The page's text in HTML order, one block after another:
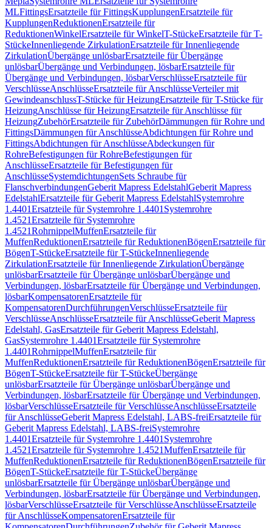
MLFittingsErsatzteile für FittingsKupplungenErsatzteile für
KupplungenReduktionenErsatzteile für
ReduktionenWinkelErsatzteile für WinkelT-StückeErsatzteile für T-
StückeInnenliegende ZirkulationErsatzteile für Innenliegende
ZirkulationÜbergänge unlösbarErsatzteile für Übergänge
unlösbarÜbergänge und Verbindungen, lösbarErsatzteile für
Übergänge und Verbindungen, lösbarVerschlüsseErsatzteile für
VerschlüsseAnschlüsseErsatzteile für AnschlüsseVerteiler mit
GewindeanschlussT-Stücke für HeizungErsatzteile für T-Stücke für
HeizungAnschlüsse für HeizungErsatzteile für Anschlüsse für
HeizungZubehörErsatzteile für ZubehörDämmungen für Rohre und
FittingsDämmungen für AnschlüsseAbdichtungen für Rohre und
FittingsAbdichtungen für AnschlüsseAbdeckungen für
RohreBefestigungen für RohreBefestigungen für
AnschlüsseErsatzteile für Befestigungen für
AnschlüsseSystemdichtungenSets Schraube für
FlanschverbindungenGeberit Mapress EdelstahlGeberit Mapress
EdelstahlErsatzteile für Geberit Mapress EdelstahlSystemrohre
1.4401Ersatzteile für Systemrohre 1.4401 Systemrohre
1.4521Ersatzteile für Systemrohre
1.4521RohrnippelMuffenErsatzteile für
MuffenReduktionenErsatzteile für ReduktionenBögenErsatzteile für
BögenT-StückeErsatzteile für T-StückeInnenliegende
ZirkulationErsatzteile für Innenliegende ZirkulationÜbergänge
unlösbarErsatzteile für Übergänge unlösbarÜbergänge und
Verbindungen, lösbarErsatzteile für Übergänge und Verbindungen,
lösbarKompensatorenErsatzteile für
KompensatorenDurchführungenVerschlüsseErsatzteile für
VerschlüsseAnschlüsseErsatzteile für AnschlüsseGeberit Mapress
Edelstahl, GasErsatzteile für Geberit Mapress Edelstahl,
GasSystemrohre 1.4401Ersatzteile für Systemrohre
1.4401RohrnippelMuffenErsatzteile für
MuffenReduktionenErsatzteile für ReduktionenBögenErsatzteile für
BögenT-StückeErsatzteile für T-StückeÜbergänge
unlösbarErsatzteile für Übergänge unlösbarÜbergänge und
Verbindungen, lösbarErsatzteile für Übergänge und Verbindungen,
lösbarVerschlüsseErsatzteile für VerschlüsseAnschlüsseErsatzteile
für AnschlüsseGeberit Mapress Edelstahl, LABS-freiErsatzteile für
Geberit Mapress Edelstahl, LABS-freiSystemrohre
1.4401Ersatzteile für Systemrohre 1.4401 Systemrohre
1.4521Ersatzteile für Systemrohre 1.4521MuffenErsatzteile für
MuffenReduktionenErsatzteile für ReduktionenBögenErsatzteile für
BögenT-StückeErsatzteile für T-StückeÜbergänge
unlösbarErsatzteile für Übergänge unlösbarÜbergänge und
Verbindungen, lösbarErsatzteile für Übergänge und Verbindungen,
lösbarVerschlüsseErsatzteile für VerschlüsseAnschlüsseErsatzteile
für AnschlüsseKompensatorenErsatzteile für